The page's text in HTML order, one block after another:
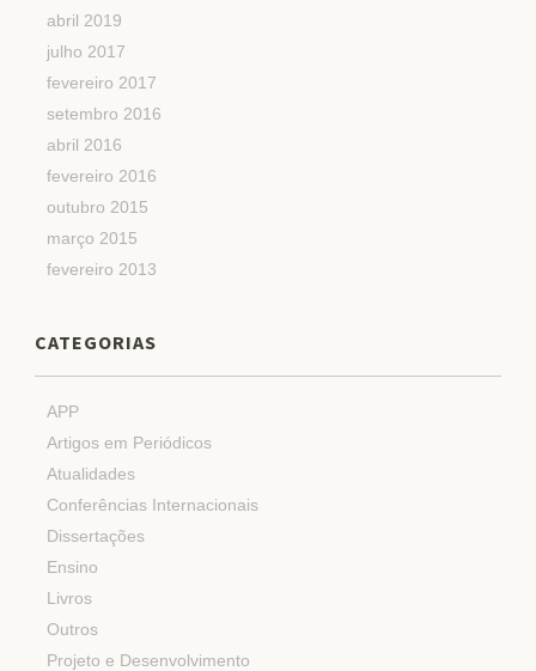
abril 2019
julho 2017
fevereiro 2017
setembro 2016
abril 2016
fevereiro 2016
outubro 2015
março 2015
fevereiro 2013
CATEGORIAS
APP
Artigos em Periódicos
Atualidades
Conferências Internacionais
Dissertações
Ensino
Livros
Outros
Projeto e Desenvolvimento